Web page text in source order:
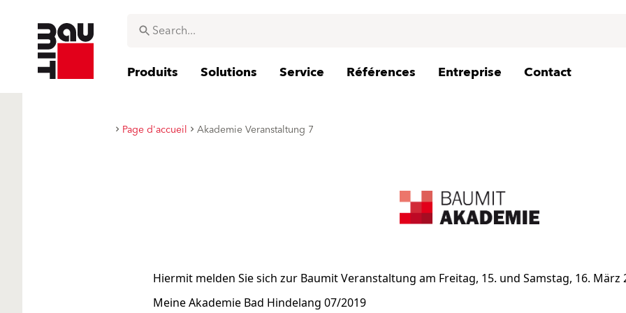
Produits Solutions Service Références Entreprise Contact
Page d'accueil Akademie Veranstaltung 7